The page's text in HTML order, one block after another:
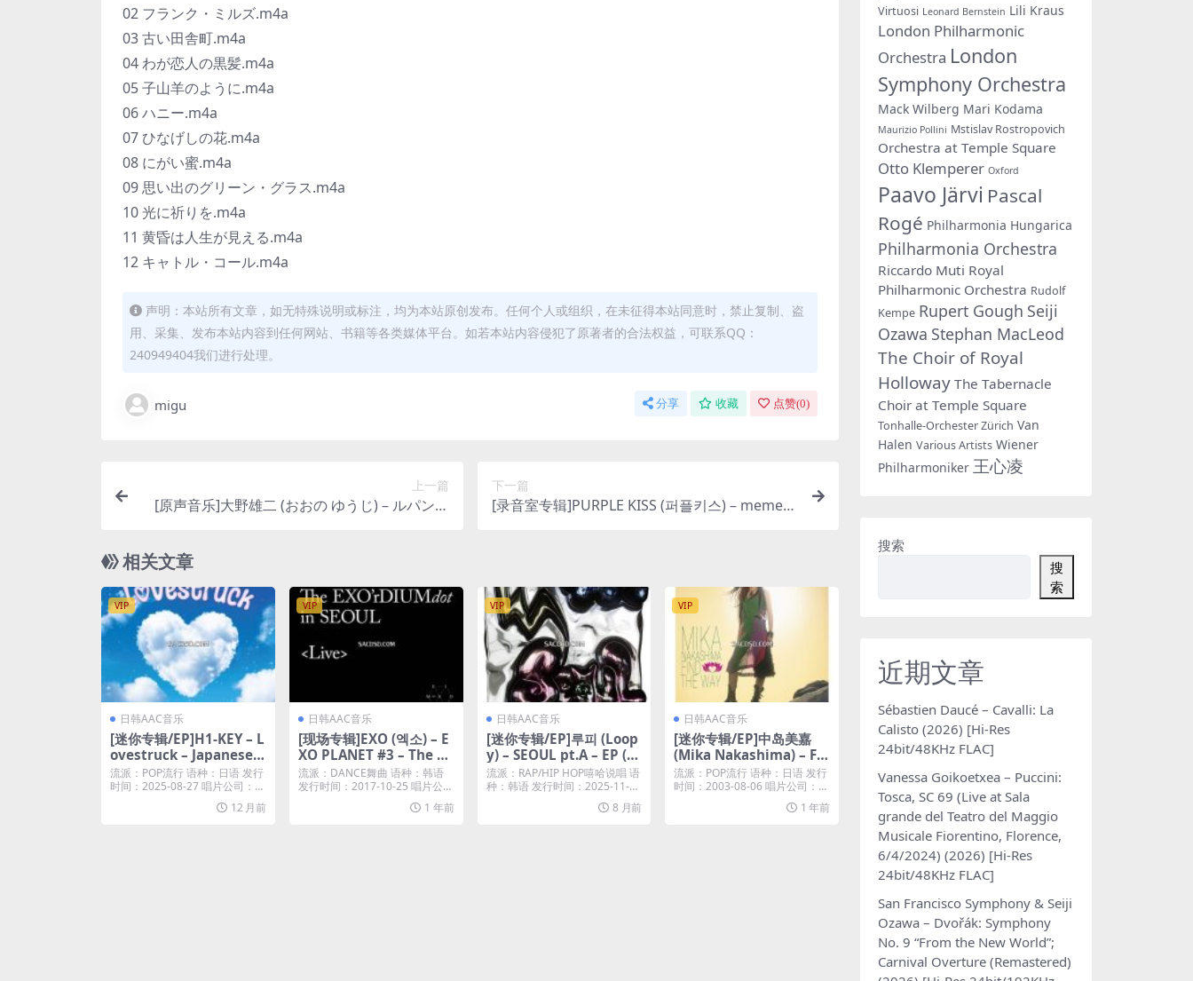
02 フランク・ミルズ.m4a
03 古い田舎町.m4a
04 わが恋人の黒髪.m4a
05 子山羊のように.m4a
06 ハニー.m4a
07 ひなげしの花.m4a
08 にがい蜜.m4a
09 思い出のグリーン・グラス.m4a
10 光に祈りを.m4a
11 黄昏は人生が見える.m4a
12 キャトル・コール.m4a
声明：本站所有文章，如无特殊说明或标注，均为本站原创发布。任何个人或组织，在未征得本站同意时，禁止复制、盗
用、采集、发布本站内容到任何网站、书籍等各类媒体平台。如若本站内容侵犯了原著者的合法权益，可联系QQ：
240949404我们进行处理。
migu 分享 收藏 点赞(0)
上一篇
[原声音乐]大野雄二 (おおの ゆうじ) – ルパン三
下一篇
[录音室专辑]PURPLE KISS (퍼플키스) – memeM
相关文章
VIP
日韩AAC音乐
[迷你专辑/EP]H1-KEY – L
ovestruck – Japanese v
er. – – EP (2025) [iTunes
Plus M4A]
流派：POP流行 语种：日语 发行
时间：2025-08-27 唱片公司：℗
12 月前
VIP
日韩AAC音乐
[现场专辑]EXO (엑소) – E
XO PLANET #3 – The EX
O\’rDIUM (dot) [Live] [i
Tunes Plus M4A]
流派：DANCE舞曲 语种：韩语
发行时间：2017-10-25 唱片公
1 年前
VIP
日韩AAC音乐
[迷你专辑/EP]루피 (Loop
y) – SEOUL pt.A – EP (2
025) [iTunes Plus M4A]
流派：RAP/HIP HOP嘻哈说唱 语
种：韩语 发行时间：2025-11-2
8 月前
VIP
日韩AAC音乐
[迷你专辑/EP]中岛美嘉
(Mika Nakashima) – FI
ND THE WAY – EP (200
3) [iTunes Plus M4A]
流派：POP流行 语种：日语 发行
时间：2003-08-06 唱片公司：℗
1 年前
Virtuosi Leonard Bernstein Lili Kraus
London Philharmonic
Orchestra London
Symphony Orchestra
Mack Wilberg Mari Kodama
Maurizio Pollini Mstislav Rostropovich
Orchestra at Temple Square
Otto Klemperer Oxford
Paavo Järvi Pascal
Rogé Philharmonia Hungarica
Philharmonia Orchestra
Riccardo Muti Royal
Philharmonic Orchestra Rudolf
Kempe Rupert Gough Seiji
Ozawa Stephan MacLeod
The Choir of Royal
Holloway The Tabernacle
Choir at Temple Square
Tonhalle-Orchester Zürich Van
Halen Various Artists Wiener
Philharmoniker 王心凌
搜索
搜
索
近期文章
Sébastien Daucé – Cavalli: La
Calisto (2026) [Hi-Res
24bit/48KHz FLAC]
Vanessa Goikoetxea – Puccini:
Tosca, SC 69 (Live at Sala
grande del Teatro del Maggio
Musicale Fiorentino, Florence,
6/4/2024) (2026) [Hi-Res
24bit/48KHz FLAC]
San Francisco Symphony & Seiji
Ozawa – Dvořák: Symphony
No. 9 “From the New World”;
Carnival Overture (Remastered)